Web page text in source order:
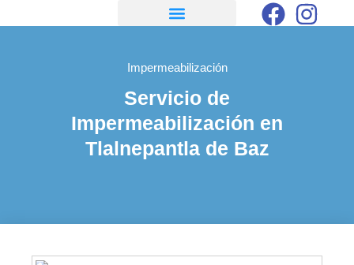
Impermeabilización
Servicio de
Impermeabilización en
Tlalnepantla de Baz